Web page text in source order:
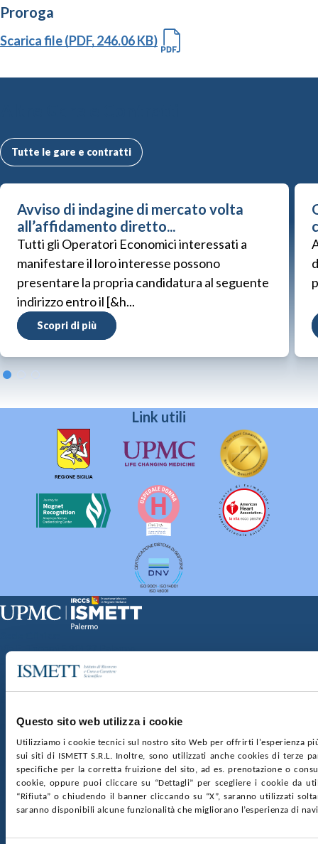
Questo sito web utilizza i cookie
Utilizziamo i cookie tecnici sul nostro sito Web per offrirti l'esperienza
sui siti di ISMETT S.R.L. Inoltre, sono utilizzati anche cookies di terze
specifiche per la corretta fruizione del sito, ad es. prenotazione o
cookie, oppure puoi cliccare su “Dettagli” per scegliere i cookie da
“Rifiuta” o chiudendo il banner cliccando su “X”, saranno utilizzati
saranno disponibili alcune funzionalità che migliorano l’esperienza di
Proroga
Scarica file (PDF, 246.06 KB)
Tutte le gare e contratti
Avviso di indagine di mercato volta
all’affidamento diretto...
Tutti gli Operatori Economici interessati a
manifestare il loro interesse possono
presentare la propria candidatura al seguente
indirizzo entro il [&h...
Scopri di più
Link utili
Via Discesa dei Giudici 4 90133 Palermo
nr. REA PA-201818 P.I. 04544550827
SOCIETÀ TRASPARENTE WHISTLEBLOWING
GARE E CONTRATTIPRIVACYCOOKIE POLICY
SOSTIENICIMAPPA DEL SITOACCESSIBILITÀ
CONTATTI